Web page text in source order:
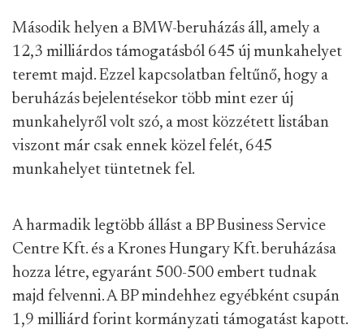
Második helyen a BMW-beruházás áll, amely a
12,3 milliárdos támogatásból 645 új munkahelyet
teremt majd. Ezzel kapcsolatban feltűnő, hogy a
beruházás bejelentésekor több mint ezer új
munkahelyről volt szó, a most közzétett listában
viszont már csak ennek közel felét, 645
munkahelyet tüntetnek fel.
A harmadik legtöbb állást a BP Business Service
Centre Kft. és a Krones Hungary Kft. beruházása
hozza létre, egyaránt 500-500 embert tudnak
majd felvenni. A BP mindehhez egyébként csupán
1,9 milliárd forint kormányzati támogatást kapott.